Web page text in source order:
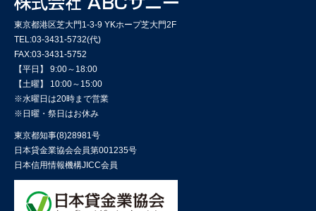
東京都港区芝大門1-3-9 YKホープ芝大門2F
TEL:03-3431-5732(代)
FAX:03-3431-5752
【平日】 9:00～18:00
【土曜】 10:00～15:00
※水曜日は20時まで営業
※日曜・祭日はお休み
東京都知事(8)28981号
日本貸金業協会会員第001235号
日本信用情報機構JICC会員